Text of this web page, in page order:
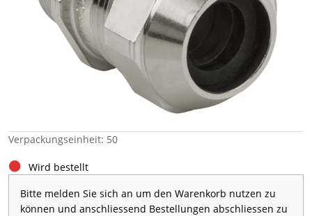
Verpackungseinheit: 50
Wird bestellt
Bitte melden Sie sich an um den Warenkorb nutzen zu
können und anschliessend Bestellungen abschliessen zu